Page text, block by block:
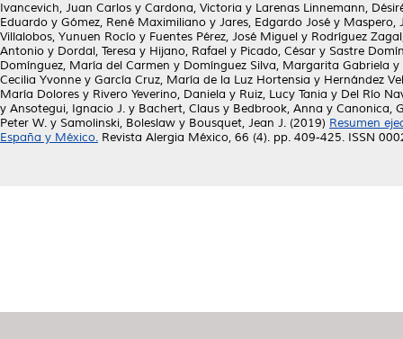
Ivancevich, Juan Carlos y Cardona, Victoria y Larenas Linnemann,
Eduardo y Gómez, René Maximiliano y Jares, Edgardo José y Maspero,
Villalobos, Yunuen Rocío y Fuentes Pérez, José Miguel y Rodríguez
Antonio y Dordal, Teresa y Hijano, Rafael y Picado, César y Sastre
Domínguez, María del Carmen y Domínguez Silva, Margarita Gabriela y
Cecilia Yvonne y García Cruz, María de la Luz Hortensia y Hernández
María Dolores y Rivero Yeverino, Daniela y Ruiz, Lucy Tania y Del Río
y Ansotegui, Ignacio J. y Bachert, Claus y Bedbrook, Anna y Canonica,
Peter W. y Samolinski, Boleslaw y Bousquet, Jean J. (2019) Resumen
España y México. Revista Alergia México, 66 (4). pp. 409-425. ISSN